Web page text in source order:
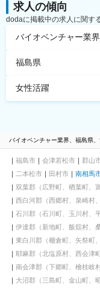
求人の傾向
dodaに掲載中の求人に関す
バイオベンチャー業界
福島県
女性活躍
バイオベンチャー業界、福島県
福島市 会津若松市 郡山
二本松市
田村市 南相馬
双葉郡（広野町、楢葉町、
西白河郡（西郷村、泉崎村
石川郡（石川町、玉川村、
伊達郡（新地町、飯舘村、
東白川郡（棚倉町、矢祭町
耶麻郡（北塩原村、西会津
南会津郡（下郷町、檜枝岐
大沼郡（三島町、金山町、